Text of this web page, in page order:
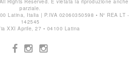
Rights Reserved. È vietata la riproduzione anche
parziale.
Latina, Italia | P.IVA 02060350598 • N° REA LT -
142545
XXI Aprile, 27 • 04100 Latina